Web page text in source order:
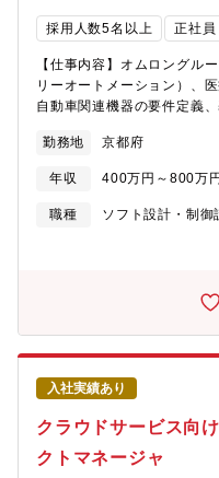
はグループ内の開発現場で
オムロングループ以外の顧
技術の幅を広げたい」「開
――その両方を叶える、派遣
です。キャリアの選択肢も
で深く技術を追求・業界横
担うマネジメントへのステ
社では、「長く働ける安心
両立できるよう、福利厚生
康保険・厚生年金・労災保
健康保険の負担割合38.9％
会費補助■各種研修制度・階
抜型、公募型、自己選択研
式あり■各種補助金制度資格
採用人数5名以上 正社員
【仕事内容】オムロングル
リーオートメーション）、
自動車関連機器の要件定義
験及びご希望にあわせて担
は…】■自動車・車載カメラ
車載組み込みソフトウェア
能の設計・実装・車載デジ
設計評価・次世代工作機の
ソール画面の制御用ソフト
ソフトの実装・健康医療機
込みソフト実装■家電・家電
改修・家電製品の新商品の
するIoTデバイスの設計■そ
ーコンディショナーの組み
制御用ソフトの検証、不具
でも一例です。あなたの経
で下さい。【魅力】“オムロ
勤務地 京都府
年収 400万円～800万円
職種
ソフト設計・制御
入社実績あり
クラウドサービス向
クトマネージャ